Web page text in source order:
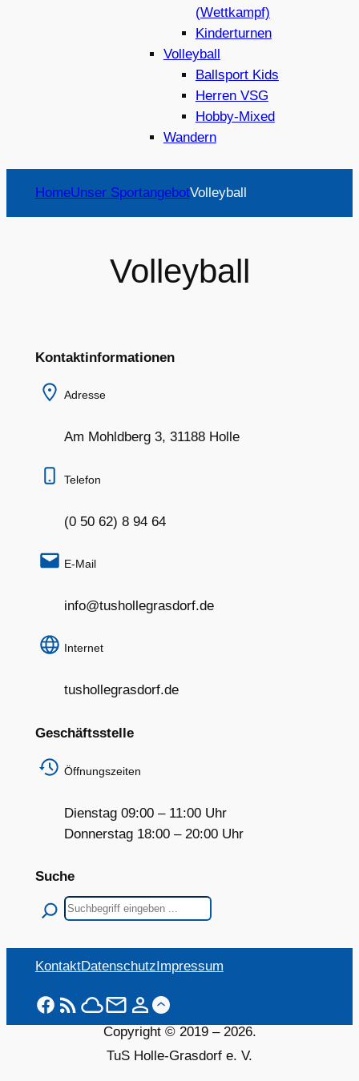
(Wettkampf)
Kinderturnen
Volleyball
Ballsport Kids
Herren VSG
Hobby-Mixed
Wandern
HomeUnser SportangebotVolleyball
Volleyball
Kontaktinformationen
Adresse
Am Mohldberg 3, 31188 Holle
Telefon
(0 50 62) 8 94 64
E-Mail
info@tushollegrasdorf.de
Internet
tushollegrasdorf.de
Geschäftsstelle
Öffnungszeiten
Dienstag 09:00 – 11:00 Uhr
Donnerstag 18:00 – 20:00 Uhr
Suche
Suchen
KontaktDatenschutz Impressum
Copyright © 2019 – 2026.
TuS Holle-Grasdorf e. V.